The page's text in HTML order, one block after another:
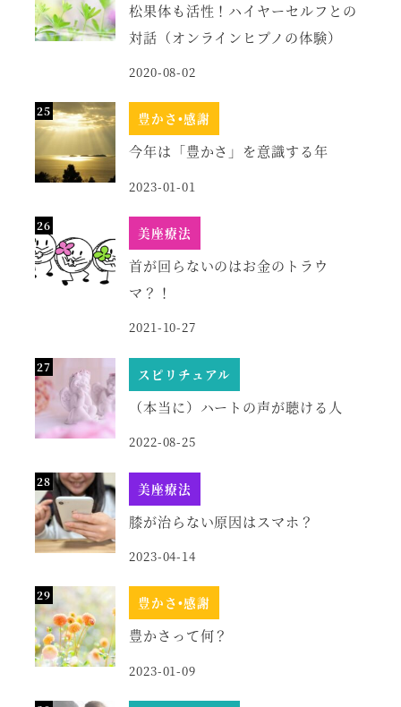
松果体も活性！ハイヤーセルフとの
対話（オンラインヒプノの体験）
2020-08-02
豊かさ•感謝
今年は「豊かさ」を意識する年
2023-01-01
美座療法
首が回らないのはお金のトラウ
マ？！
2021-10-27
スピリチュアル
（本当に）ハートの声が聴ける人
2022-08-25
美座療法
膝が治らない原因はスマホ？
2023-04-14
豊かさ•感謝
豊かさって何？
2023-01-09